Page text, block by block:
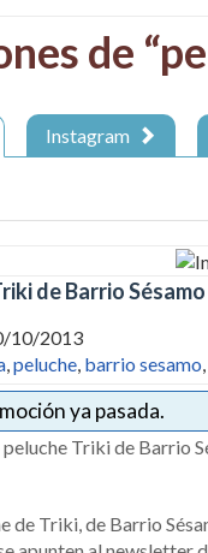
de
Instagram
de Barrio Sésamo
10/2013
,peluche, barrio sesamo,
ya pasada.
de Triki, de Barrio